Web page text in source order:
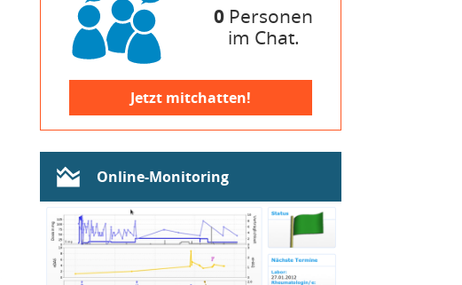
0 Personen
im Chat.
Jetzt mitchatten!
Online-Monitoring